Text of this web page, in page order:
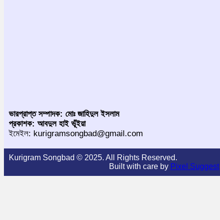
ভারপ্রাপ্ত সম্পাদক: মোঃ জাহিদুল ইসলাম
প্রকাশক: আবদুল হাই ভূঁইয়া
ইমেইল: kurigramsongbad@gmail.com
Kurigram Songbad © 2025. All Rights Reserved.
Built with care by Pixel Suggest